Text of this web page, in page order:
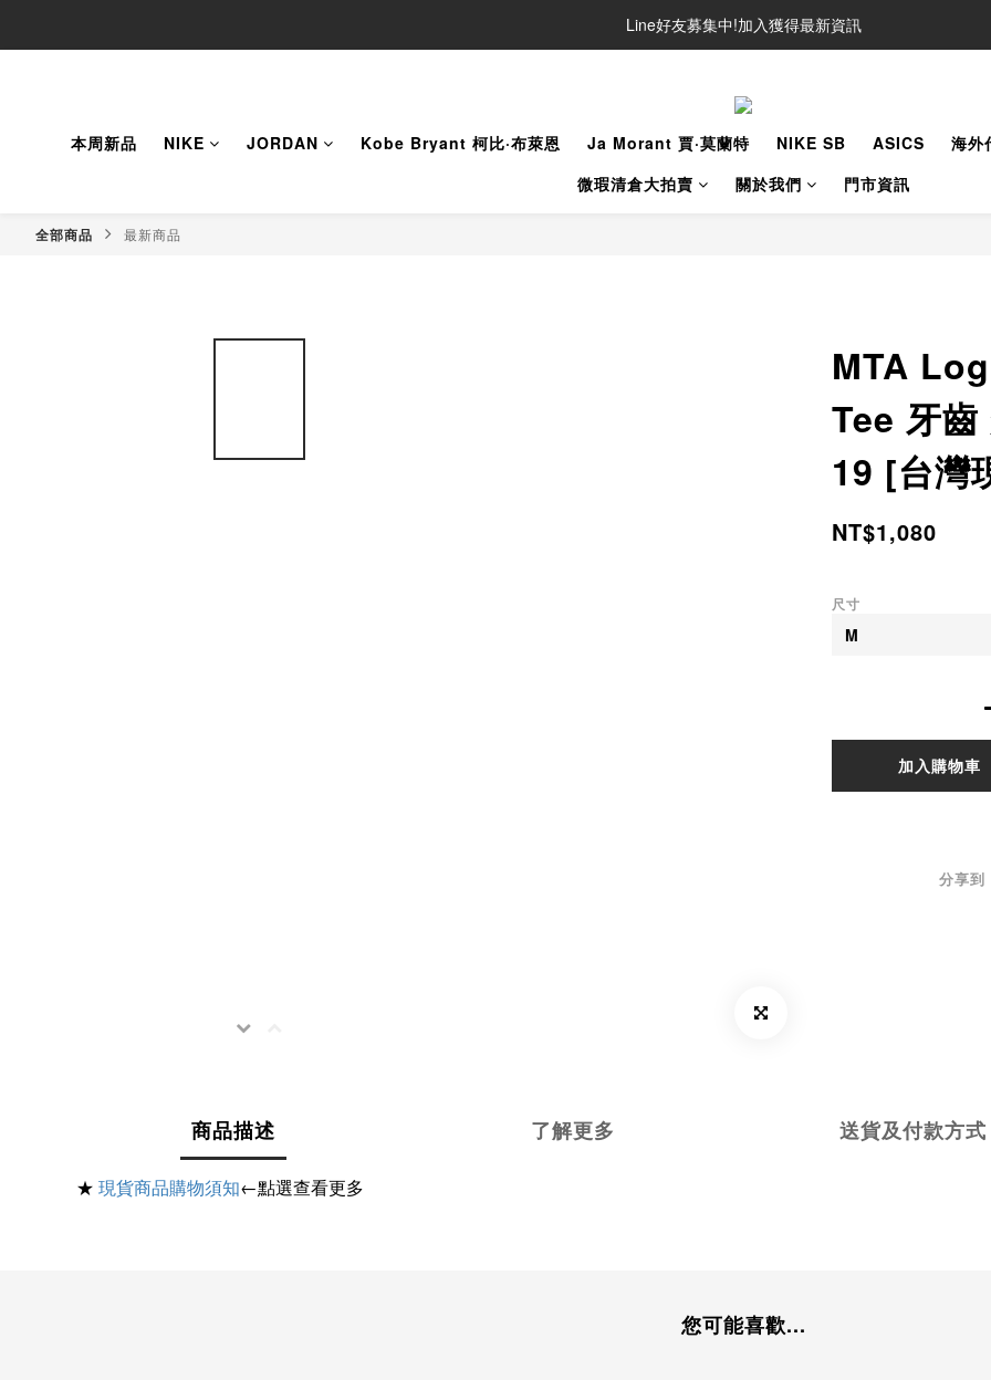
Line好友募集中!加入獲得最新資訊
Line好友募集中!加入獲得最新資訊
本周新品
NIKE JORDAN Kobe Bryant 柯比·布萊恩 Ja Morant 賈·莫蘭特 NIKE SB ASICS
海外
微瑕清倉大拍賣
關於我們 門市資訊
全部商品 最新商品
MTA
Tee 牙
19 [台灣
NT$1,080
尺寸
加入購物車
分享到
商品描述 了解更多 送貨及付款方式
★ 現貨商品購物須知←點選查看更多
您可能喜歡...